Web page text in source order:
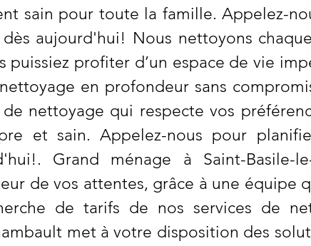
sain pour toute la famille. Appelez-
aujourd'hui! Nous nettoyons
profiter d’un espace de vie
en profondeur sans
nettoyage qui respecte vos
et sain. Appelez-nous pour
Grand ménage à Saint-Basile-
de vos attentes, grâce à une équipe
de tarifs de nos services de
met à votre disposition des